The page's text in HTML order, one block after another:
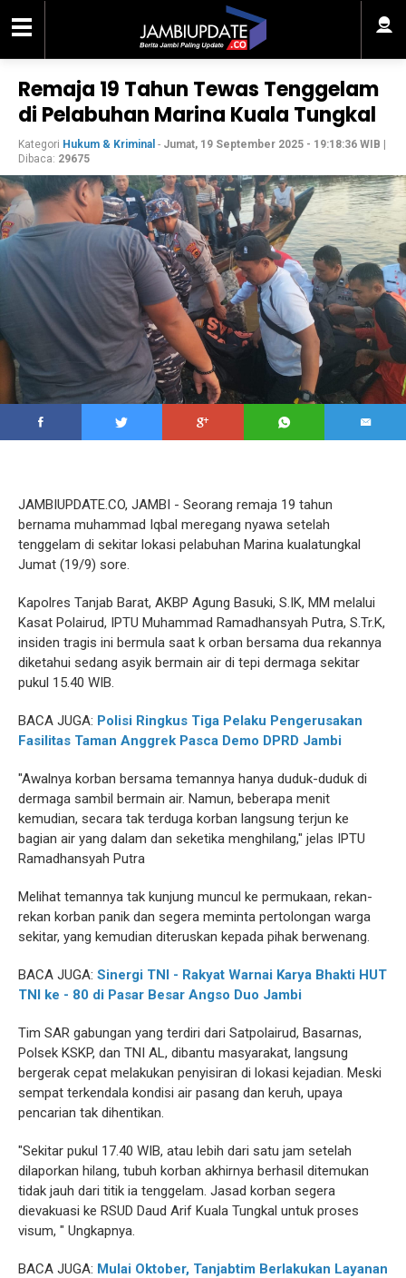
Remaja 19 Tahun Tewas Tenggelam
di Pelabuhan Marina Kuala Tungkal
Kategori Hukum & Kriminal - Jumat, 19 September 2025 - 19:18:36 WIB
Dibaca: 29675
JAMBIUPDATE.CO, JAMBI - Seorang remaja 19 tahun
bernama muhammad Iqbal meregang nyawa setelah
tenggelam di sekitar lokasi pelabuhan Marina kualatungkal
Jumat (19/9) sore.
Kapolres Tanjab Barat, AKBP Agung Basuki, S.IK, MM melalui
Kasat Polairud, IPTU Muhammad Ramadhansyah Putra, S.Tr.K,
insiden tragis ini bermula saat k orban bersama dua rekannya
diketahui sedang asyik bermain air di tepi dermaga sekitar
pukul 15.40 WIB.
BACA JUGA: Polisi Ringkus Tiga Pelaku Pengerusakan
Fasilitas Taman Anggrek Pasca Demo DPRD Jambi
"Awalnya korban bersama temannya hanya duduk-duduk di
dermaga sambil bermain air. Namun, beberapa menit
kemudian, secara tak terduga korban langsung terjun ke
bagian air yang dalam dan seketika menghilang," jelas IPTU
Ramadhansyah Putra
Melihat temannya tak kunjung muncul ke permukaan, rekan-
rekan korban panik dan segera meminta pertolongan warga
sekitar, yang kemudian diteruskan kepada pihak berwenang.
BACA JUGA: Sinergi TNI - Rakyat Warnai Karya Bhakti HUT
TNI ke - 80 di Pasar Besar Angso Duo Jambi
Tim SAR gabungan yang terdiri dari Satpolairud, Basarnas,
Polsek KSKP, dan TNI AL, dibantu masyarakat, langsung
bergerak cepat melakukan penyisiran di lokasi kejadian. Meski
sempat terkendala kondisi air pasang dan keruh, upaya
pencarian tak dihentikan.
"Sekitar pukul 17.40 WIB, atau lebih dari satu jam setelah
dilaporkan hilang, tubuh korban akhirnya berhasil ditemukan
tidak jauh dari titik ia tenggelam. Jasad korban segera
dievakuasi ke RSUD Daud Arif Kuala Tungkal untuk proses
visum, " Ungkapnya.
BACA JUGA: Mulai Oktober, Tanjabtim Berlakukan Layanan